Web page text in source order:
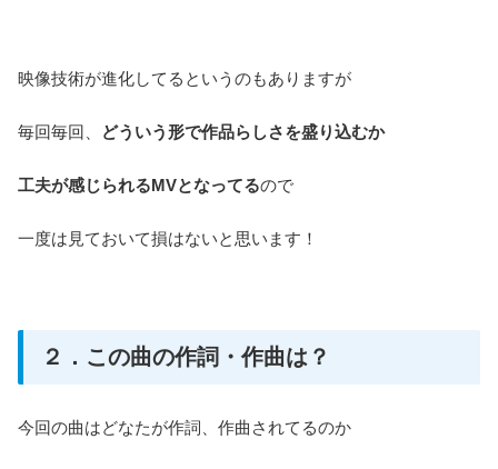
映像技術が進化してるというのもありますが
毎回毎回、 どういう形で作品らしさを盛り込むか
工夫が感じられるMVとなってるので
一度は見ておいて損はないと思います！
２．この曲の作詞・作曲は？
今回の曲はどなたが作詞、作曲されてるのか